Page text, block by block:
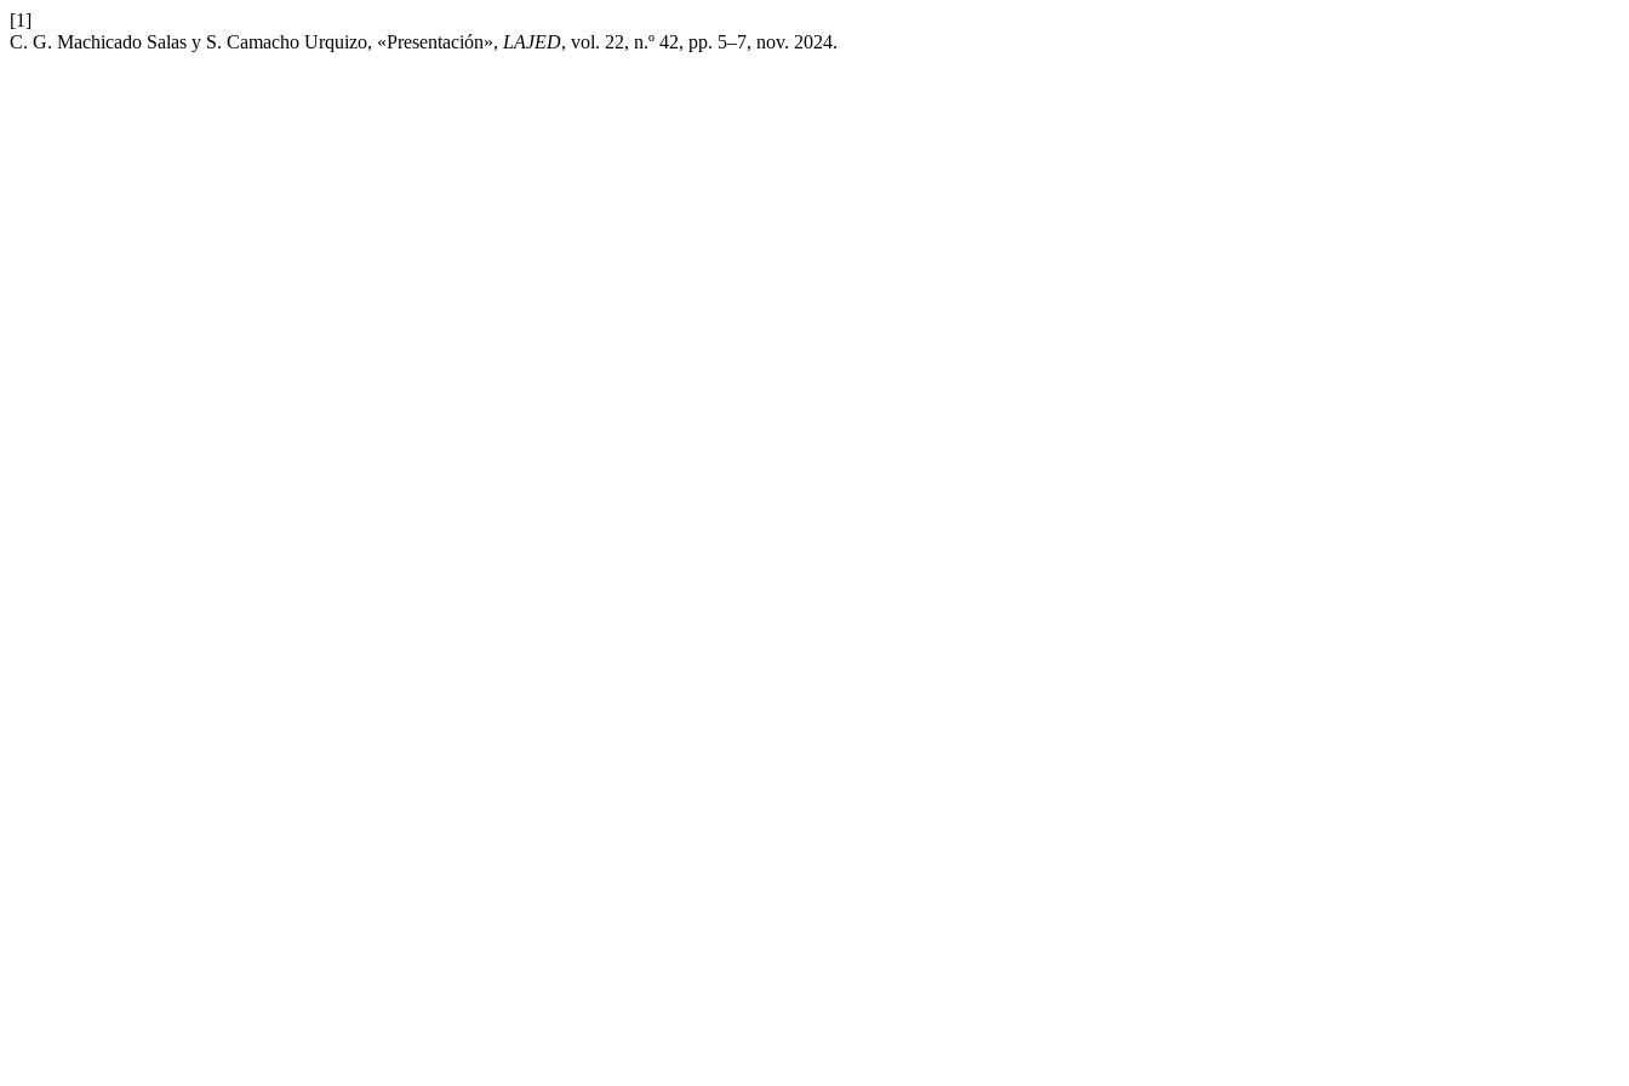
[1]
C. G. Machicado Salas y S. Camacho Urquizo, «Presentación», LAJED, vol. 22, n.º 42, pp. 5–7, nov. 2024.